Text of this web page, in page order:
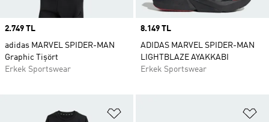
Price
2.749 TL
adidas MARVEL SPIDER-MAN
Graphic Tişört
Erkek Sportswear
Price
8.149 TL
ADIDAS MARVEL SPIDER-MAN
LIGHTBLAZE AYAKKABI
Erkek Sportswear